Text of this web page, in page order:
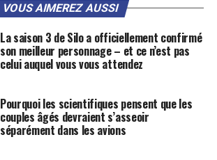
VOUS AIMEREZ AUSSI
La saison 3 de Silo a officiellement confirmé
son meilleur personnage – et ce n’est pas
celui auquel vous vous attendez
Pourquoi les scientifiques pensent que les
couples âgés devraient s’asseoir
séparément dans les avions